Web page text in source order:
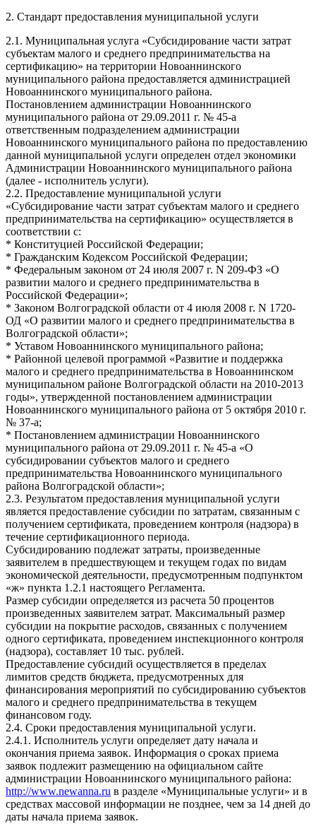
2. Стандарт предоставления муниципальной услуги
2.1. Муниципальная услуга «Субсидирование части затрат
субъектам малого и среднего предпринимательства на
сертификацию» на территории Новоаннинского
муниципального района предоставляется администрацией
Новоаннинского муниципального района.
Постановлением администрации Новоаннинского
муниципального района от 29.09.2011 г. № 45-а
ответственным подразделением администрации
Новоаннинского муниципального района по предоставлению
данной муниципальной услуги определен отдел экономики
Администрации Новоаннинского муниципального района
(далее - исполнитель услуги).
2.2. Предоставление муниципальной услуги
«Субсидирование части затрат субъектам малого и среднего
предпринимательства на сертификацию» осуществляется в
соответствии с:
* Конституцией Российской Федерации;
* Гражданским Кодексом Российской Федерации;
* Федеральным законом от 24 июля 2007 г. N 209-ФЗ «О
развитии малого и среднего предпринимательства в
Российской Федерации»;
* Законом Волгоградской области от 4 июля 2008 г. N 1720-
ОД «О развитии малого и среднего предпринимательства в
Волгоградской области»;
* Уставом Новоаннинского муниципального района;
* Районной целевой программой «Развитие и поддержка
малого и среднего предпринимательства в Новоаннинском
муниципальном районе Волгоградской области на 2010-2013
годы», утвержденной постановлением администрации
Новоаннинского муниципального района от 5 октября 2010 г.
№ 37-а;
* Постановлением администрации Новоаннинского
муниципального района от 29.09.2011 г. № 45-а «О
субсидировании субъектов малого и среднего
предпринимательства Новоаннинского муниципального
района Волгоградской области»;
2.3. Результатом предоставления муниципальной услуги
является предоставление субсидии по затратам, связанным с
получением сертификата, проведением контроля (надзора) в
течение сертификационного периода.
Субсидированию подлежат затраты, произведенные
заявителем в предшествующем и текущем годах по видам
экономической деятельности, предусмотренным подпунктом
«ж» пункта 1.2.1 настоящего Регламента.
Размер субсидии определяется из расчета 50 процентов
произведенных заявителем затрат. Максимальный размер
субсидии на покрытие расходов, связанных с получением
одного сертификата, проведением инспекционного контроля
(надзора), составляет 10 тыс. рублей.
Предоставление субсидий осуществляется в пределах
лимитов средств бюджета, предусмотренных для
финансирования мероприятий по субсидированию субъектов
малого и среднего предпринимательства в текущем
финансовом году.
2.4. Сроки предоставления муниципальной услуги.
2.4.1. Исполнитель услуги определяет дату начала и
окончания приема заявок. Информация о сроках приема
заявок подлежит размещению на официальном сайте
администрации Новоаннинского муниципального района:
http://www.newanna.ru в разделе «Муниципальные услуги» и в
средствах массовой информации не позднее, чем за 14 дней до
даты начала приема заявок.